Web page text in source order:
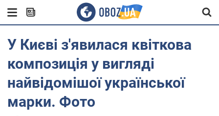
У Києві з'явилася квіткова
композиція у вигляді
найвідомішої української
марки. Фото